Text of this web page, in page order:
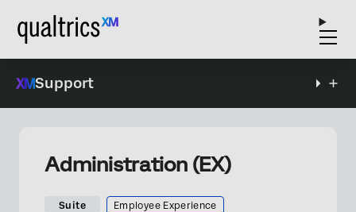
Support
Administration (EX)
Suite Employee Experience